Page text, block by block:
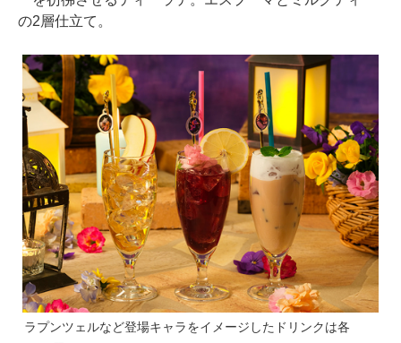
の2層仕立て。
ラプンツェルなど登場キャラをイメージしたドリンクは各